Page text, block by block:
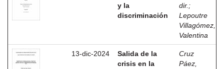
y la
discriminación
dir. ;
Lepoutre
Villagómez,
Valentina
13-dic-2024
Salida de la
crisis en la
Cruz
Páez,